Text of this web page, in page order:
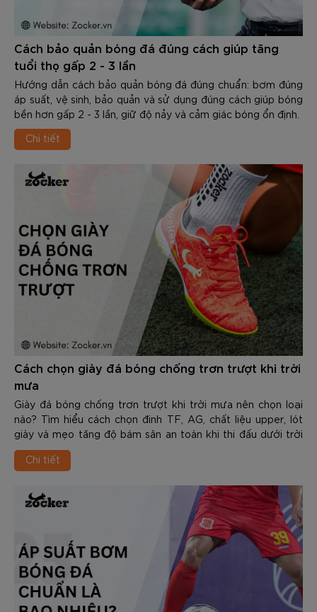
Cách bảo quản bóng đá đúng cách giúp tăng
tuổi thọ gấp 2 - 3 lần
Hướng dẫn cách bảo quản bóng đá đúng chuẩn: bơm đúng
áp suất, vệ sinh, bảo quản và sử dụng đúng cách giúp bóng
bền hơn gấp 2 - 3 lần, giữ độ nảy và cảm giác bóng ổn định.
Chi tiết
Cách chọn giày đá bóng chống trơn trượt khi trời
mưa
Giày đá bóng chống trơn trượt khi trời mưa nên chọn loại
nào? Tìm hiểu cách chọn đinh TF, AG, chất liệu upper, lót
giày và mẹo tăng độ bám sân an toàn khi thi đấu dưới trời
mưa.
Chi tiết